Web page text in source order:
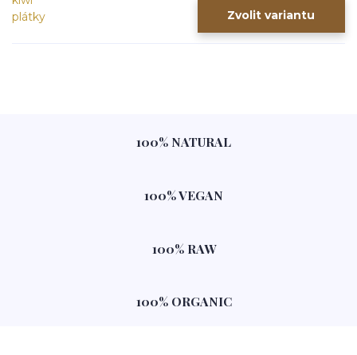
Zvolit variantu
100% NATURAL
100% VEGAN
100% RAW
100% ORGANIC